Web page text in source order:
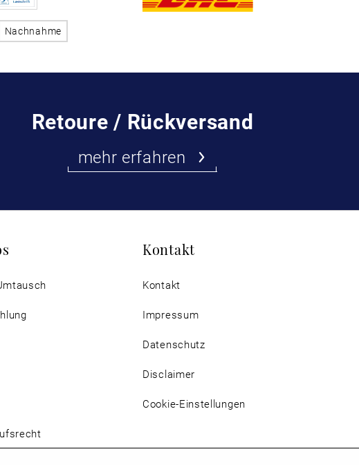
Retoure / Rückversand
mehr erfahren
Nachnahme
Kontakt
Kontakt
Impressum
Datenschutz
Disclaimer
Cookie-Einstellungen